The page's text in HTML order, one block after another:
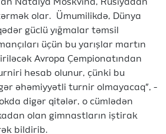
Natalya Moskvina, Rusiyadan
olar. Ümumilikdə, Dünya
güclü yığmalar təmsil
üçün bu yarışlar martın
Avropa Çempionatından
hesab olunur, çünki bu
əhəmiyyətli turnir olmayacaq”, -
digər qitələr, o cümlədən
olan gimnastların iştirak
bildirib.